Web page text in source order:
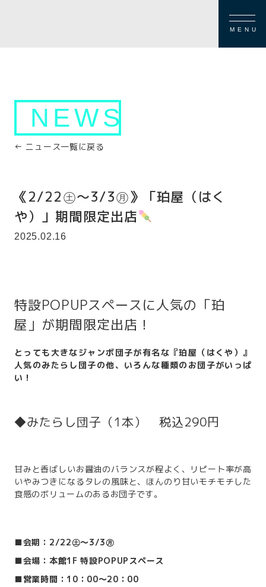
MENU
NEWS
← ニュース一覧に戻る
《2/22㊏～3/3㊊》「珀屋（はく
や）」期間限定出店
2025.02.16
特設POPUPスペースに人気の「珀
屋」が期間限定出店！
とっても大きなジャンボ団子が有名な『珀屋（はくや）』
人気のみたらし団子の他、いろんな種類のお団子がいっぱ
い！
◆みたらし団子（1本） 税込290円
甘みと香ばしいお醤油のバランスが程よく、リピート率が高
いやみつきになるタレの風味と、ほんのり甘いモチモチした
食感のボリュームのあるお団子です。
■会期：2/22㊏～3/3㊊
■会場：本館1F 特設POPUPスペース
■営業時間：10：00～20：00